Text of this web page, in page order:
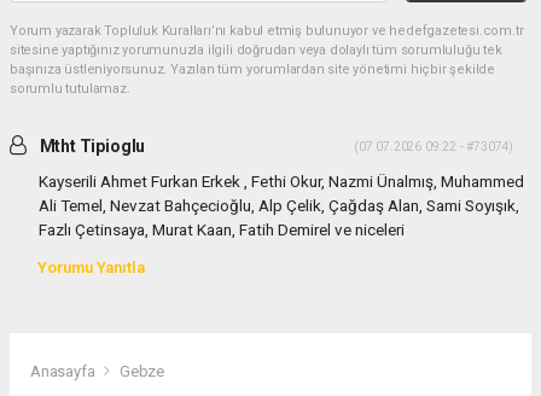
Yorum yazarak Topluluk Kuralları’nı kabul etmiş bulunuyor ve hedefgazetesi.com.tr
sitesine yaptığınız yorumunuzla ilgili doğrudan veya dolaylı tüm sorumluluğu tek
başınıza üstleniyorsunuz. Yazılan tüm yorumlardan site yönetimi hiçbir şekilde
sorumlu tutulamaz.
Mtht Tipioglu (07.07.2026 09:22 - #73074)
Kayserili Ahmet Furkan Erkek , Fethi Okur, Nazmi Ünalmış, Muhammed
Ali Temel, Nevzat Bahçecioğlu, Alp Çelik, Çağdaş Alan, Sami Soyışık,
Fazlı Çetinsaya, Murat Kaan, Fatih Demirel ve niceleri
Yorumu Yanıtla
Anasayfa Gebze